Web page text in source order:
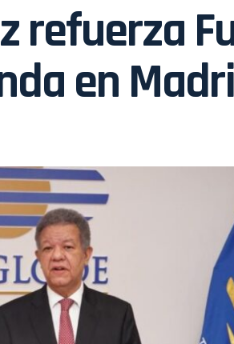
refuerza
en